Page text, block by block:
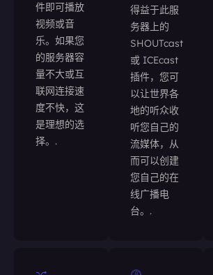
件即可播放
视频或音
乐。如果您
的服务器容
量不大或互
联网连接速
度不快，这
是理想的选
择。.
得益于此服
务器上的
SHOUTcast
或 ICEcast
插件，您可
以让世界各
地的听众收
听您自己的
流媒体，从
而可以创建
您自己的在
线广播电
台。.